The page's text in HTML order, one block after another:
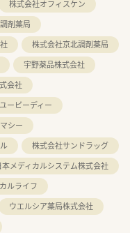
株式会社オフィスケン
剤薬局
株式会社京北調剤薬局
宇野薬品株式会社
会社
ーピーディー
シー
株式会社サンドラッグ
本メディカルシステム株式会社
ルライフ
ウエルシア薬局株式会社